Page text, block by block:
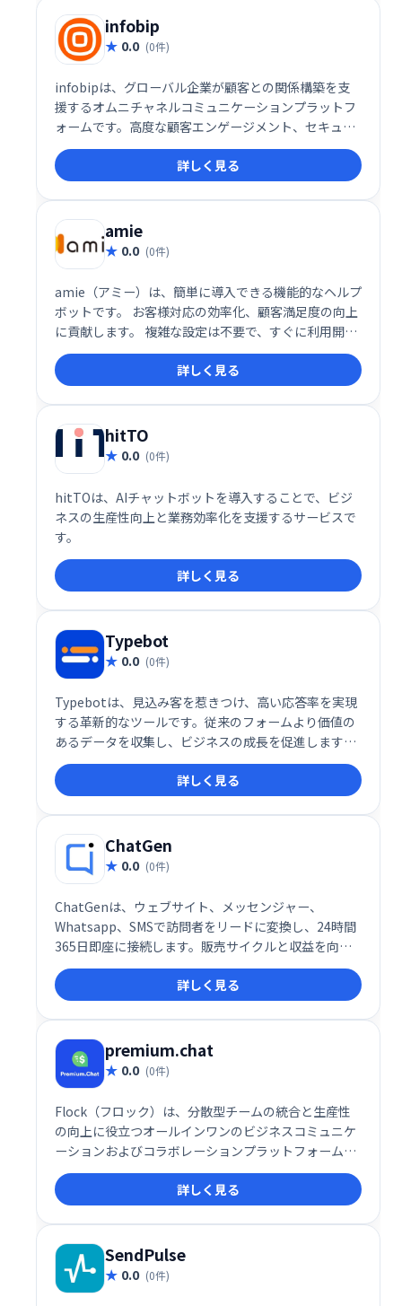
infobip
0.0 (0件)
infobipは、グローバル企業が顧客との関係構築を支
援するオムニチャネルコミュニケーションプラットフ
ォームです。高度な顧客エンゲージメント、セキュリ
ティ、認証機能を提供し、メッセージングチャネルや
ツールを幅広く活用することで、効果的なコミュニケ
ーションを実現します。大規模な顧客基盤を持つ企業
にとって、有益なソリューションです。
詳しく見る
amie
0.0 (0件)
amie（アミー）は、簡単に導入できる機能的なヘルプ
ボットです。 お客様対応の効率化、顧客満足度の向上
に貢献します。 複雑な設定は不要で、すぐに利用開始
できます。 問い合わせ対応の負担を軽減し、スムーズ
なコミュニケーションを実現しましょう。
詳しく見る
hitTO
0.0 (0件)
hitTOは、AIチャットボットを導入することで、ビジ
ネスの生産性向上と業務効率化を支援するサービスで
す。
詳しく見る
Typebot
0.0 (0件)
Typebotは、見込み客を惹きつけ、高い応答率を実現
する革新的なツールです。従来のフォームより価値の
あるデータを収集し、ビジネスの成長を促進します。
魅力的なインタラクションで顧客エンゲージメントを
高め、より効果的なマーケティングを実現しましょ
う。
詳しく見る
ChatGen
0.0 (0件)
ChatGenは、ウェブサイト、メッセンジャー、
Whatsapp、SMSで訪問者をリードに変換し、24時間
365日即座に接続します。販売サイクルと収益を向上
させます。
詳しく見る
premium.chat
0.0 (0件)
Flock（フロック）は、分散型チームの統合と生産性
の向上に役立つオールインワンのビジネスコミュニケ
ーションおよびコラボレーションプラットフォームで
す。
詳しく見る
SendPulse
0.0 (0件)